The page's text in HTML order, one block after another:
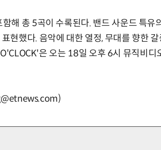
해 총 5곡이 수록된다. 밴드 사운드 특유
현했다. 음악에 대한 열정, 무대를 향한 갈
은 오는 18일 오후 6시 뮤직비디